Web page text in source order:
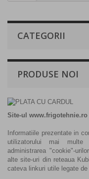
CATEGORII
PRODUSE NOI
Site-ul www.frigotehnie.ro
Informatiile prezentate in
utilizatorului mai
administrarea "cookie"-
alte site-uri din reteaua
cateva linkuri utile legate